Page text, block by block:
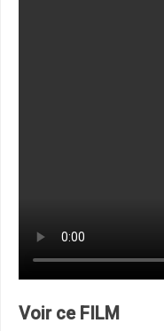
Voir ce FILM